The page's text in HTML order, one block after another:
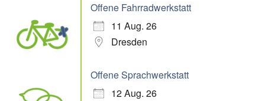
Offene Fahrradwerkstatt
11 Aug. 26
Dresden
Offene Sprachwerkstatt
12 Aug. 26